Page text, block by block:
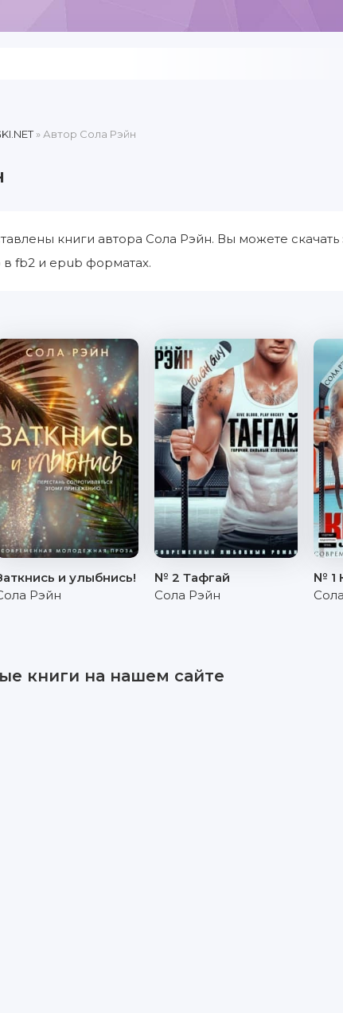
» Автор Сола Рэйн
книги автора Сола Рэйн. Вы можете
в fb2 и epub форматах.
и улыбнись!
Рэйн
№ 2 Тафгай
Сола Рэйн
№ 1
книги на нашем сайте